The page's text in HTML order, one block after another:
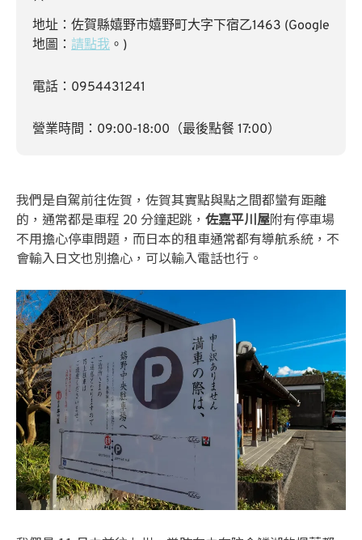
地址：佐賀縣嬉野市嬉野町大字下宿乙1463 (Google
地圖： 請點我 。)
電話：0954431241
營業時間：09:00-18:00（最後點餐 17:00）
我們是自駕前往佐賀，佐賀其實點與點之間都蠻有距離
的，通常都是車程 20 分鐘起跳， 佐嘉平川屋附有停車場
不用擔心停車問題，而日本的租車通常都有導航系統，不
會輸入日文也別擔心，可以輸入電話也行。